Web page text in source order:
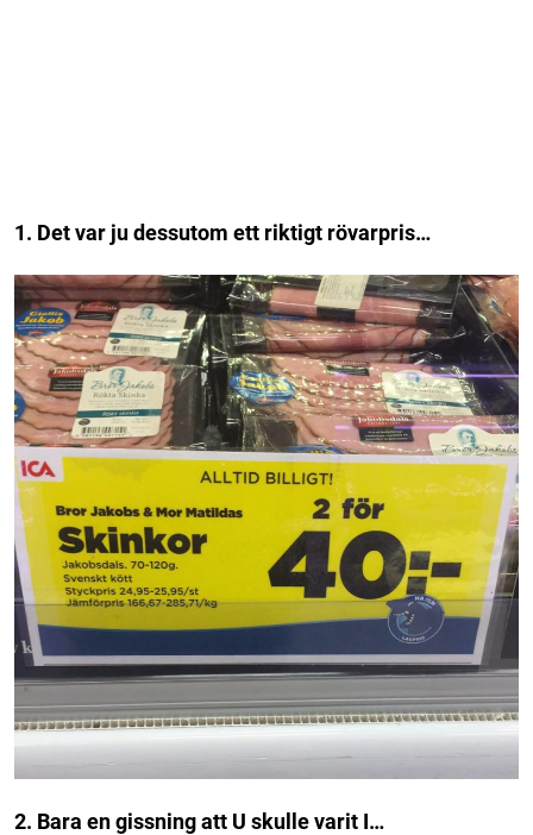
1. Det var ju dessutom ett riktigt rövarpris…
2. Bara en gissning att U skulle varit I…